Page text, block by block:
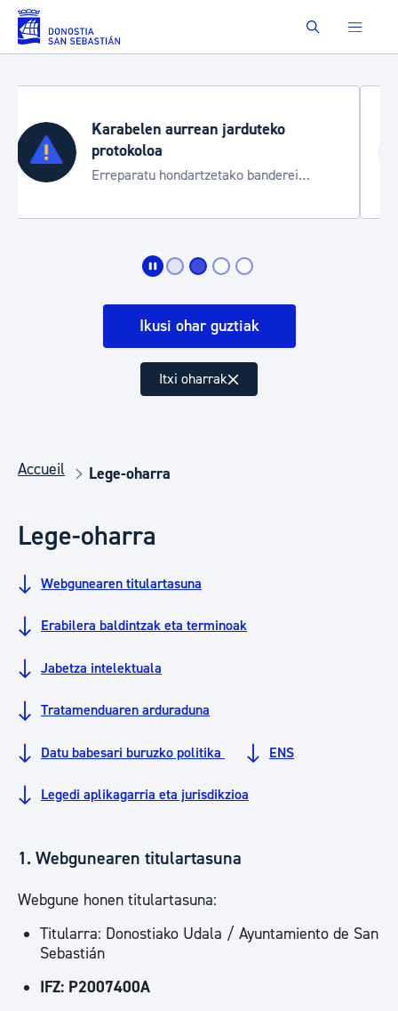
Saut au contenu principal Buscar
Aste Nagusia 2026
Trafiko mozketak eta garraio zerbitzu
bereziak
Ikusi ohar guztiak
Itxi oharrak
Accueil Lege-oharra
Lege-oharra
Webgunearen titulartasuna
Erabilera baldintzak eta terminoak
Jabetza intelektuala
Tratamenduaren arduraduna
Datu babesari buruzko politika ENS
Legedi aplikagarria eta jurisdikzioa
1. Webgunearen titulartasuna
Webgune honen titulartasuna:
Titularra: Donostiako Udala / Ayuntamiento de San
Sebastián
IFZ: P2007400A